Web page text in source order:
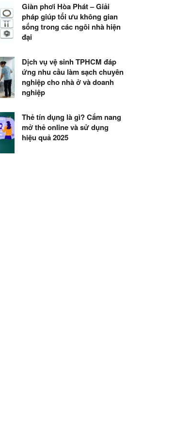
Giàn phơi Hòa Phát – Giải
pháp giúp tối ưu không gian
sống trong các ngôi nhà hiện
đại
Dịch vụ vệ sinh TPHCM đáp
ứng nhu cầu làm sạch chuyên
nghiệp cho nhà ở và doanh
nghiệp
Thẻ tín dụng là gì? Cẩm nang
mở thẻ online và sử dụng
hiệu quả 2025